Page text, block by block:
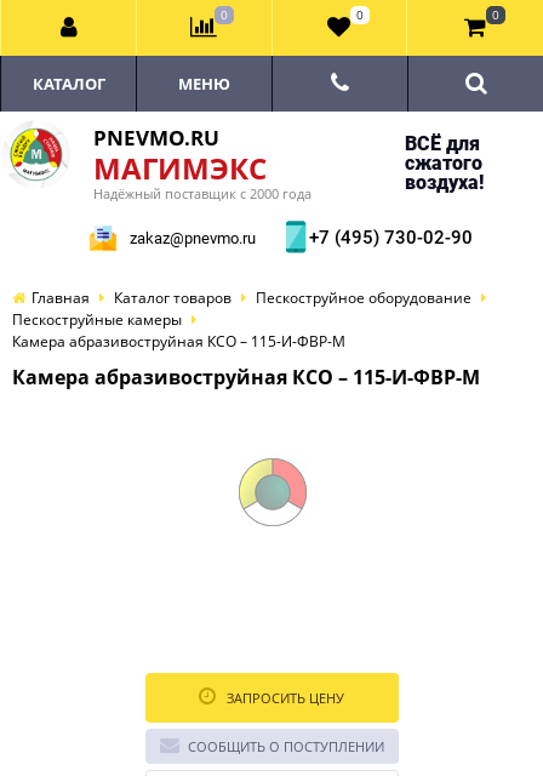
PNEVMO.RU
МАГИМЭКС
Надёжный поставщик с 2000 года
ВСЁ для
сжатого
воздуха!
zakaz@pnevmo.ru +7 (495) 730-02-90
КАТАЛОГ МЕНЮ
Главная Каталог товаров
Пескоструйное оборудование
Пескоструйные камеры
Камера абразивоструйная КСО – 115-И-ФВР-М
Камера абразивоструйная КСО – 115-И-ФВР-М
ЗАПРОСИТЬ ЦЕНУ
СООБЩИТЬ О ПОСТУПЛЕНИИ
0 0 0